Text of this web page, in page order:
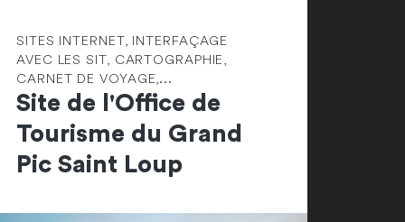
SITES INTERNET, INTERFAÇAGE
AVEC LES SIT, CARTOGRAPHIE,
CARNET DE VOYAGE,...
Site de l'Office de
Tourisme du Grand
Pic Saint Loup